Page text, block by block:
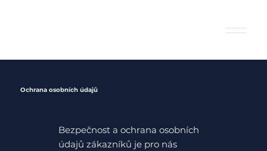
Ochrana osobních údajů
Bezpečnost a ochrana osobních
údajů zákazníků je pro nás